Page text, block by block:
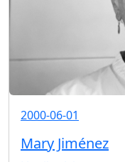
2000-06-01
Mary Jiménez